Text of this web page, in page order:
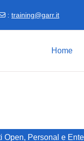
: training@garr.it
Home
Personal e